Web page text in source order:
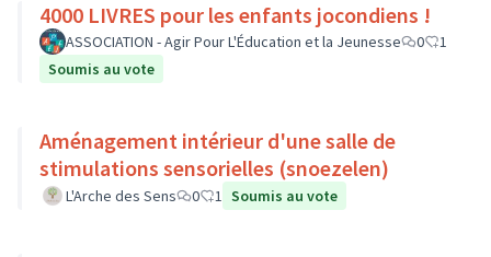
4000 LIVRES pour les enfants jocondiens !
ASSOCIATION - Agir Pour L'Éducation et la Jeunesse 0
1
Soumis au vote
Aménagement intérieur d'une salle de
stimulations sensorielles (snoezelen)
L'Arche des Sens 0 1 Soumis au vote